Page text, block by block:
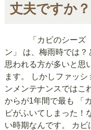
丈夫ですか？
「カビのシーズ
ン」 は、梅雨時では？
思われる方が多いと思
ます。 しかしファッシ
ンメンテナンスではこ
からが1年間で最も 「カ
ビがふいてしまった
い時期なんです。 カ